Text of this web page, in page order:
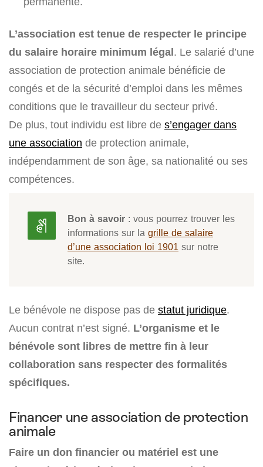
L’association est tenue de respecter le principe
du salaire horaire minimum légal. Le salarié d’une
association de protection animale bénéficie de
congés et de la sécurité d’emploi dans les mêmes
conditions que le travailleur du secteur privé.
De plus, tout individu est libre de s’engager dans
une association de protection animale,
indépendamment de son âge, sa nationalité ou ses
compétences.
Bon à savoir : vous pourrez trouver les
informations sur la grille de salaire
d’une association loi 1901 sur notre
site.
Le bénévole ne dispose pas de statut juridique.
Aucun contrat n’est signé. L’organisme et le
bénévole sont libres de mettre fin à leur
collaboration sans respecter des formalités
spécifiques.
Financer une association de protection
animale
Faire un don financier ou matériel est une